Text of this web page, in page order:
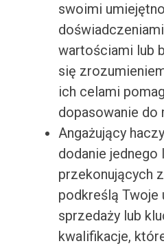
swoimi
wartościami lub
się
ich celami
dopasowanie do
Angażujący
dodanie jednego
przekonujących
podkreślą Twoje
sprzedaży lub
kwalifikacje,